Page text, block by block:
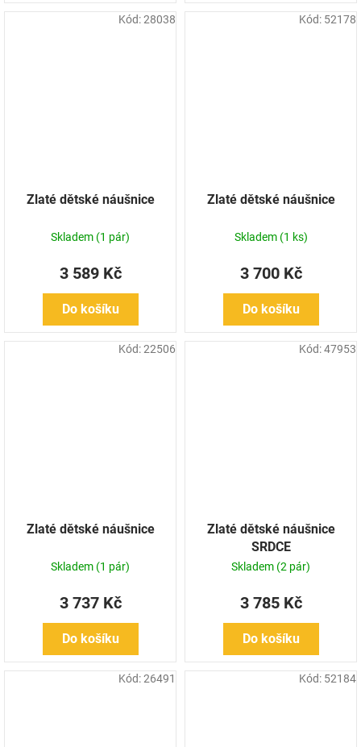
Zlaté dětské náušnice
Skladem (1 pár)
3 589 Kč
Do košíku
Kód:28038
Zlaté dětské náušnice
Skladem (1 ks)
3 700 Kč
Do košíku
Kód: 52178
Zlaté dětské náušnice
Skladem (1 pár)
3 737 Kč
Do košíku
Kód:22506
Zlaté dětské náušnice
SRDCE
Skladem (2 pár)
3 785 Kč
Do košíku
Kód:47953
Kód:26491 Kód: 52184